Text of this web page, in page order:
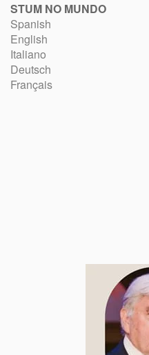
STUM NO MUNDO
Spanish
English
Italiano
Deutsch
Français